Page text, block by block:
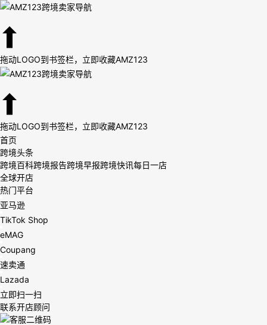
拖动LOGO到书签栏，立即收藏AMZ123
拖动LOGO到书签栏，立即收藏AMZ123
首页
跨境头条
跨境百科跨境报告跨境早报跨境快讯每日一店
全球开店
热门平台
亚马逊
TikTok Shop
eMAG
Coupang
速卖通
Lazada
立即扫一扫
联系开店顾问